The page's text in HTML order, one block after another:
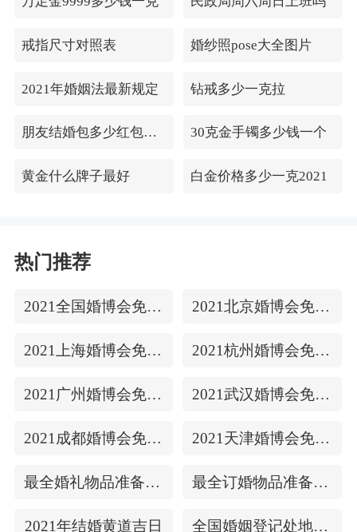
戒指尺寸对照表 婚纱照pose大全图片
2021年婚姻法最新规定 钻戒多少一克拉
朋友结婚包多少红包合适 30克金手镯多少钱一个
黄金什么牌子最好 白金价格多少一克2021
热门推荐
2021全国婚博会免费门票 2021北京婚博会免费门票
2021上海婚博会免费门票 2021杭州婚博会免费门票
2021广州婚博会免费门票 2021武汉婚博会免费门票
2021成都婚博会免费门票 2021天津婚博会免费门票
最全婚礼物品准备清单 最全订婚物品准备清单
2021年结婚黄道吉日 全国婚姻登记处地址/上下时间